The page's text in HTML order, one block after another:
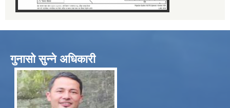
गुनासो सुन्ने अधिकारी